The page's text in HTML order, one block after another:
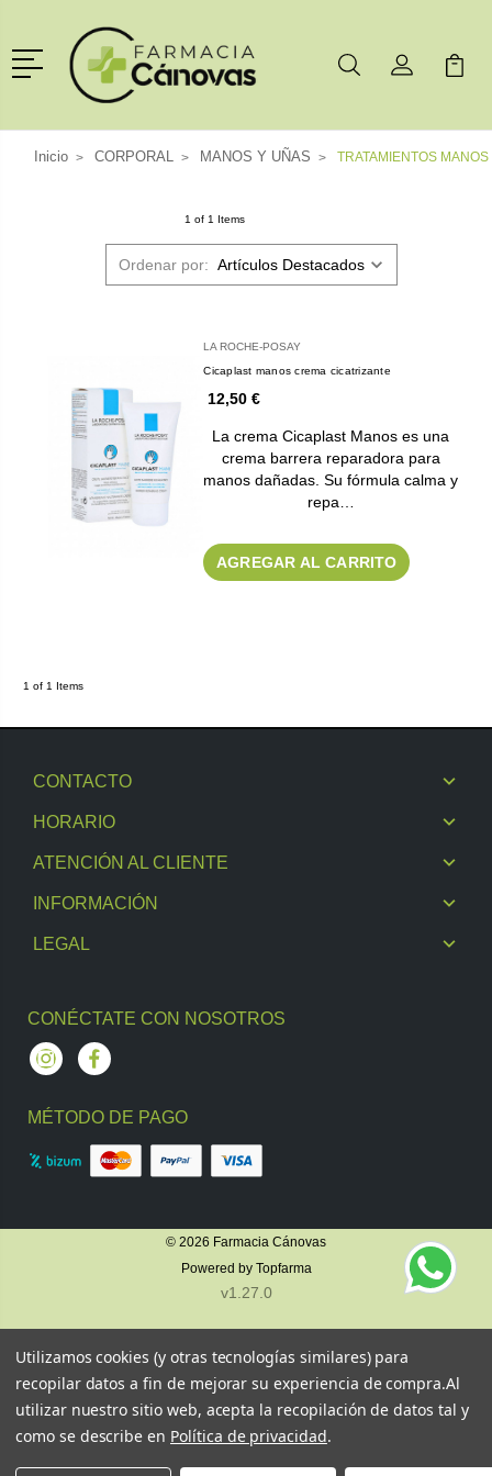
Menú
BuscarMi Cuenta
Mi
Inicio CORPORAL MANOS Y UÑAS TRATAMIENTOS MANOS
1 of 1 Items
Ordenar por:
LA ROCHE-POSAY
Cicaplast manos crema cicatrizante
12,50 €
La crema Cicaplast Manos es una
crema barrera reparadora para
manos dañadas. Su fórmula calma y
repa…
AGREGAR AL CARRITO
1 of 1 Items
CONTACTO
HORARIO
ATENCIÓN AL CLIENTE
INFORMACIÓN
LEGAL
CONÉCTATE CON NOSOTROS
InstagramFacebook
MÉTODO DE PAGO
© 2026 Farmacia Cánovas
Powered by Topfarma
v1.27.0
Utilizamos cookies (y otras tecnologías similares) para
recopilar datos a fin de mejorar su experiencia de compra.Al
utilizar nuestro sitio web, acepta la recopilación de datos tal y
como se describe en Política de privacidad.